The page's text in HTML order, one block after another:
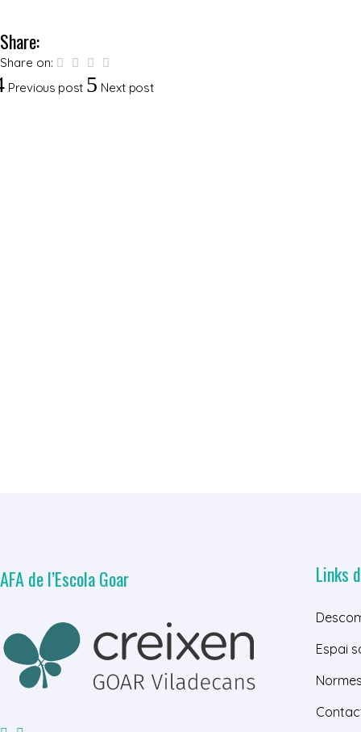
Share:
Share on:
Previous post
Next post
AFA de l’Escola Goar Links
Espai